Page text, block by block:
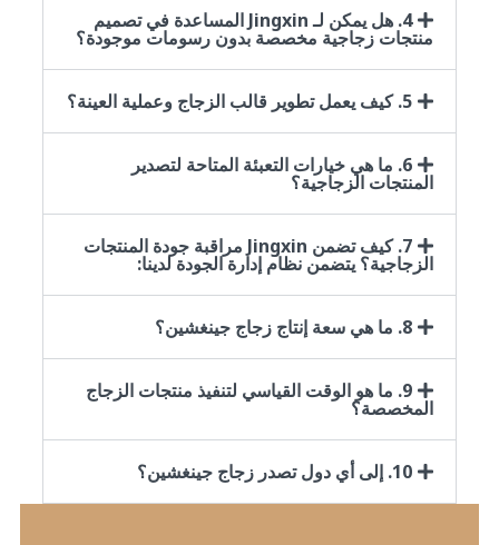
4. هل يمكن لـ Jingxin المساعدة في تصميم
منتجات زجاجية مخصصة بدون رسومات موجودة؟
5. كيف يعمل تطوير قالب الزجاج وعملية العينة؟
6. ما هي خيارات التعبئة المتاحة لتصدير
المنتجات الزجاجية؟
7. كيف تضمن Jingxin مراقبة جودة المنتجات
الزجاجية؟ يتضمن نظام إدارة الجودة لدينا:
8. ما هي سعة إنتاج زجاج جينغشين؟
9. ما هو الوقت القياسي لتنفيذ منتجات الزجاج
المخصصة؟
10. إلى أي دول تصدر زجاج جينغشين؟